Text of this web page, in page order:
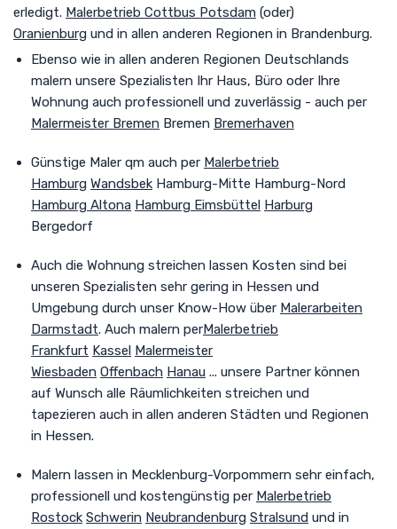
erledigt. Malerbetrieb Cottbus Potsdam (oder)
Oranienburg und in allen anderen Regionen in Brandenburg.
Ebenso wie in allen anderen Regionen Deutschlands
malern unsere Spezialisten Ihr Haus, Büro oder Ihre
Wohnung auch professionell und zuverlässig - auch per
Malermeister Bremen Bremen Bremerhaven
Günstige Maler qm auch per Malerbetrieb
Hamburg Wandsbek Hamburg-Mitte Hamburg-Nord
Hamburg Altona Hamburg Eimsbüttel Harburg
Bergedorf
Auch die Wohnung streichen lassen Kosten sind bei
unseren Spezialisten sehr gering in Hessen und
Umgebung durch unser Know-How über Malerarbeiten
Darmstadt. Auch malern perMalerbetrieb
Frankfurt Kassel Malermeister
Wiesbaden Offenbach Hanau ... unsere Partner können
auf Wunsch alle Räumlichkeiten streichen und
tapezieren auch in allen anderen Städten und Regionen
in Hessen.
Malern lassen in Mecklenburg-Vorpommern sehr einfach,
professionell und kostengünstig per Malerbetrieb
Rostock Schwerin Neubrandenburg Stralsund und in